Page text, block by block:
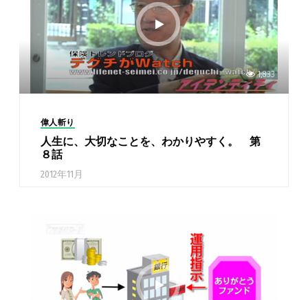
1,833
偉人斬り
人生に、大切なことを、わかりやすく。 第
８話
2012年11月